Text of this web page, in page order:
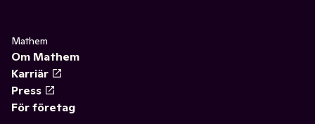
Mathem
Om Mathem
Karriär
Press
För företag